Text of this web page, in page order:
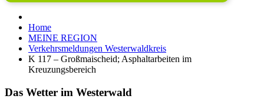
Home
MEINE REGION
Verkehrsmeldungen Westerwaldkreis
K 117 – Großmaischeid; Asphaltarbeiten im
Kreuzungsbereich
Das Wetter im Westerwald